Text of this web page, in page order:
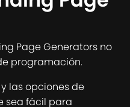
Page Generators no
programación.
las opciones de
sea fácil para